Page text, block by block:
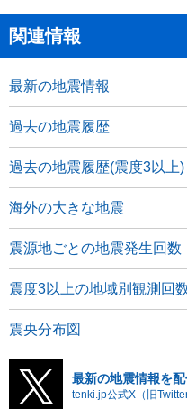
関連情報
最新の地震情報
過去の地震履歴
過去の地震履歴(震度3以上)
海外の大きな地震
震源地ごとの地震発生回数
震度3以上の地域別観測回
震央分布図
最新の地震情報を
tenki.jp公式X（旧